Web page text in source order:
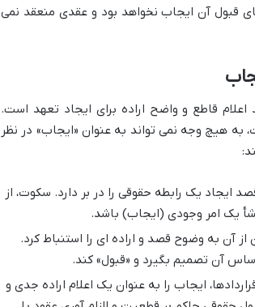
قبول آن ایجاب نخواهد بود و عقدی منعقد نمی
اعلام قاطع و واضح اراده برای ایجاد تعهد است.
هیچ وجه نمی تواند به عنوان «ایجاب» در نظر
ایجاد یک رابطه حقوقی را در بر دارد. سکوت، از
یک امر وجودی (ایجاب) باشد.
آن به وضوح قصد و اراده ای را استنباط کرد.
آن تصمیم بگیرد و «قبول» کند.
ایجاب را به عنوان یک اعلام اراده جدی و